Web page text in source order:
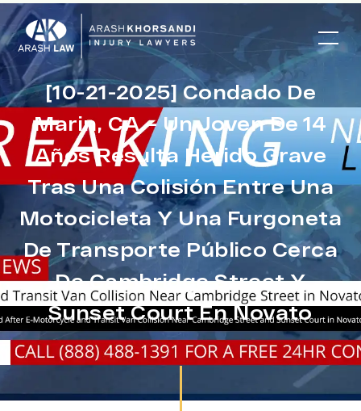
[10-21-2025] Condado De
Marin, CA – Un Joven De 14
Años Resulta Herido Grave
Tras Una Colisión Entre Una
Motocicleta Y Una Furgoneta
De Transporte Público Cerca
De Cambridge Street Y
Sunset Court En Novato